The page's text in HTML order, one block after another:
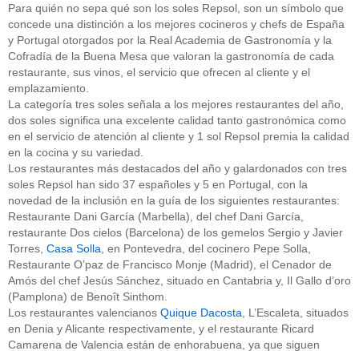
Para quién no sepa qué son los soles Repsol, son un símbolo que
concede una distinción a los mejores cocineros y chefs de España
y Portugal otorgados por la Real Academia de Gastronomía y la
Cofradía de la Buena Mesa que valoran la gastronomía de cada
restaurante, sus vinos, el servicio que ofrecen al cliente y el
emplazamiento.
La categoría tres soles señala a los mejores restaurantes del año,
dos soles significa una excelente calidad tanto gastronómica como
en el servicio de atención al cliente y 1 sol Repsol premia la calidad
en la cocina y su variedad.
Los restaurantes más destacados del año y galardonados con tres
soles Repsol han sido 37 españoles y 5 en Portugal, con la
novedad de la inclusión en la guía de los siguientes restaurantes:
Restaurante Dani García (Marbella), del chef Dani García,
restaurante Dos cielos (Barcelona) de los gemelos Sergio y Javier
Torres, Casa Solla , en Pontevedra, del cocinero Pepe Solla,
Restaurante O’paz de Francisco Monje (Madrid), el Cenador de
Amós del chef Jesús Sánchez, situado en Cantabria y, Il Gallo d’oro
(Pamplona) de Benoît Sinthom.
Los restaurantes valencianos Quique Dacosta , L’Escaleta, situados
en Denia y Alicante respectivamente, y el restaurante Ricard
Camarena de Valencia están de enhorabuena, ya que siguen